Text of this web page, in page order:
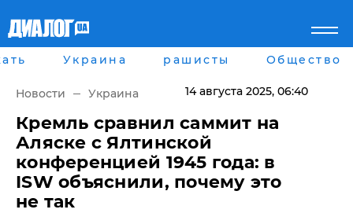
Главная
рассея
Мир
Беларусь
Военное обозрение
Наука и Техника
Экономика
Мнение
Города
Луганск
Харьков
Днепр
Львов
Одесса
Украина рашисты Общество
Новости Украина 14 августа 2025, 06:40
​Кремль сравнил саммит на
Аляске с Ялтинской
конференцией 1945 года: в
ISW объяснили, почему это
не так